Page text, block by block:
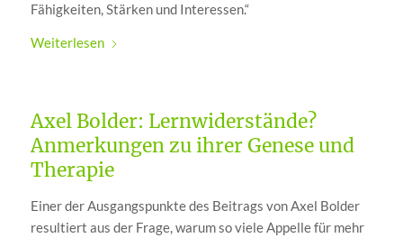
Fähigkeiten, Stärken und Interessen.“
Weiterlesen
Axel Bolder: Lernwiderstände?
Anmerkungen zu ihrer Genese und
Therapie
Einer der Ausgangspunkte des Beitrags von Axel Bolder
resultiert aus der Frage, warum so viele Appelle für mehr